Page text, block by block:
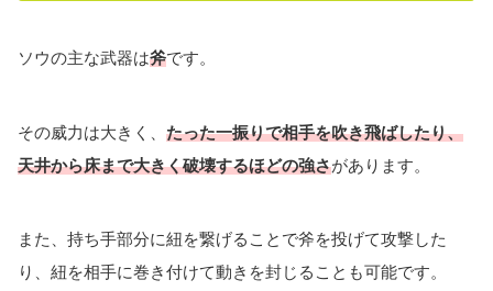
ソウの主な武器は斧です。
その威力は大きく、 たった一振りで相手を吹き飛ばしたり、
天井から床まで大きく破壊するほどの強さがあります。
また、持ち手部分に紐を繋げることで斧を投げて攻撃した
り、紐を相手に巻き付けて動きを封じることも可能です。